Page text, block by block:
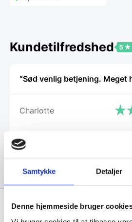
Samtykke Detaljer
Denne hjemmeside bruger
vælges
på
Kundetilfredshed
“Sød venlig betjening. Meget
Charlotte